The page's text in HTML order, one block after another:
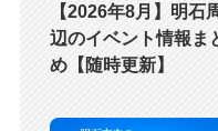
【2026年8月】明石
辺のイベント情報ま
め【随時更新】